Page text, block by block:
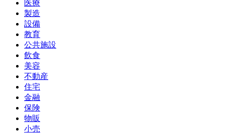
医療
製造
設備
教育
公共施設
飲食
美容
不動産
住宅
金融
保険
物販
小売